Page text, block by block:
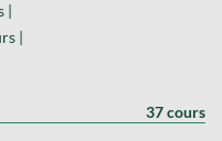
|
37 cours